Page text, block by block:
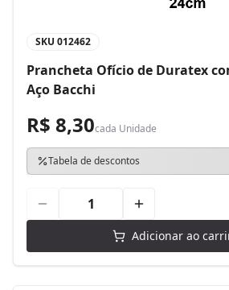
SKU 012462
Prancheta Ofício de Duratex
Aço Bacchi
R$ 8,30cada Unidade
Tabela de descontos
Adicionar ao